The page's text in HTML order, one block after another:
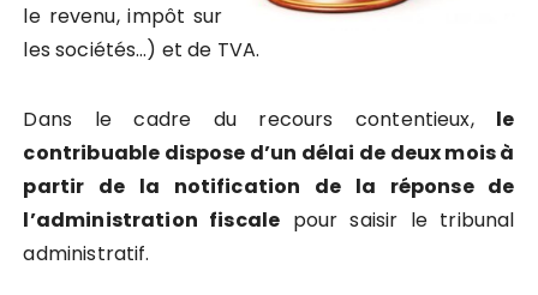
le revenu, impôt sur
les sociétés…) et de TVA.
Dans le cadre du recours contentieux, le
contribuable dispose d’un délai de deux mois à
partir de la notification de la réponse de
l’administration fiscale pour saisir le tribunal
administratif.